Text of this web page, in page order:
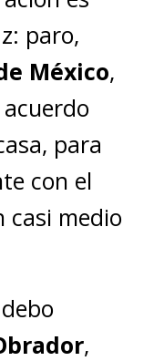
paro,
México,
para
con el
casi medio
,